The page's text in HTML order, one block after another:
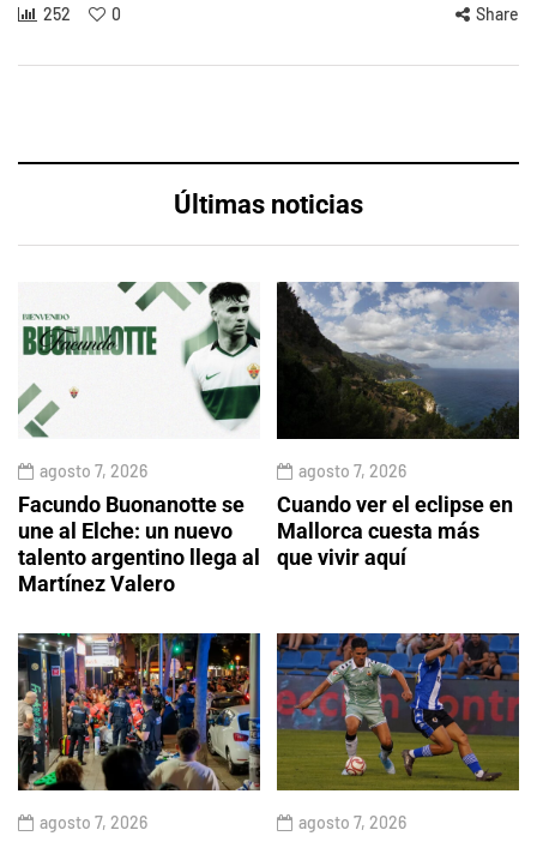
252 0 Share
Últimas noticias
agosto 7, 2026
Facundo Buonanotte se
une al Elche: un nuevo
talento argentino llega al
Martínez Valero
agosto 7, 2026
Cuando ver el eclipse en
Mallorca cuesta más
que vivir aquí
agosto 7, 2026 agosto 7, 2026